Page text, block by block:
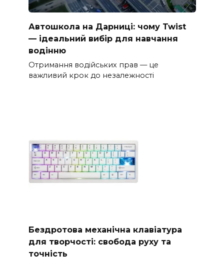
Автошкола на Дарниці: чому Twist
— ідеальний вибір для навчання
водінню
Отримання водійських прав — це
важливий крок до незалежності
Бездротова механічна клавіатура
для творчості: свобода руху та
точність